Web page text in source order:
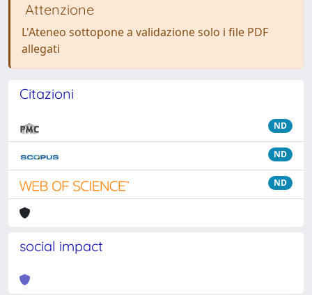
Attenzione
L'Ateneo sottopone a validazione solo i file PDF
allegati
Citazioni
ND
ND
ND
social impact